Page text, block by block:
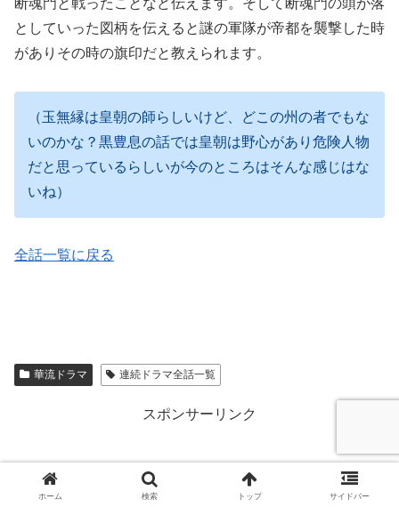
としていった図柄を伝えると謎の軍隊が帝都を襲撃した時
がありその時の旗印だと教えられます。
（玉無縁は皇朝の師らしいけど、どこの州の者でもな
いのかな？黒豊息の話では皇朝は野心があり危険人物
だと思っているらしいが今のところはそんな感じはな
いね）
全話一覧に戻る
華流ドラマ 連続ドラマ全話一覧
スポンサーリンク
ホーム 検索 トップ サイドバー